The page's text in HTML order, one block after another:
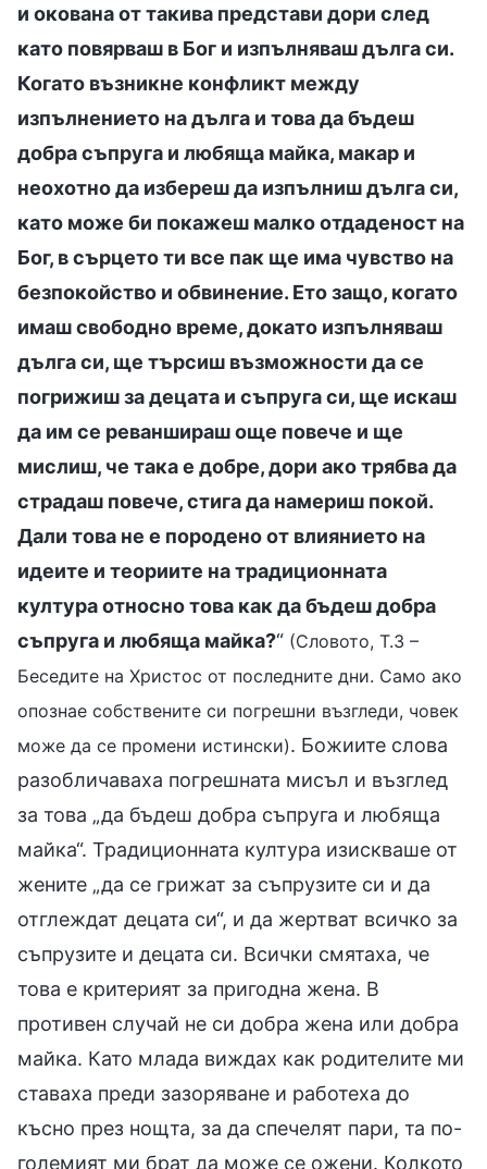
и окована от такива представи дори след
като повярваш в Бог и изпълняваш дълга си.
Когато възникне конфликт между
изпълнението на дълга и това да бъдеш
добра съпруга и любяща майка, макар и
неохотно да избереш да изпълниш дълга си,
като може би покажеш малко отдаденост на
Бог, в сърцето ти все пак ще има чувство на
безпокойство и обвинение. Ето защо, когато
имаш свободно време, докато изпълняваш
дълга си, ще търсиш възможности да се
погрижиш за децата и съпруга си, ще искаш
да им се реваншираш още повече и ще
мислиш, че така е добре, дори ако трябва да
страдаш повече, стига да намериш покой.
Дали това не е породено от влиянието на
идеите и теориите на традиционната
култура относно това как да бъдеш добра
съпруга и любяща майка?“ (Словото, Т.3 –
Беседите на Христос от последните дни. Само ако
опознае собствените си погрешни възгледи, човек
може да се промени истински). Божиите слова
разобличаваха погрешната мисъл и възглед
за това „да бъдеш добра съпруга и любяща
майка“. Традиционната култура изискваше от
жените „да се грижат за съпрузите си и да
отглеждат децата си“, и да жертват всичко за
съпрузите и децата си. Всички смятаха, че
това е критерият за пригодна жена. В
противен случай не си добра жена или добра
майка. Като млада виждах как родителите ми
ставаха преди зазоряване и работеха до
късно през нощта, за да спечелят пари, та по-
големият ми брат да може се ожени. Колкото